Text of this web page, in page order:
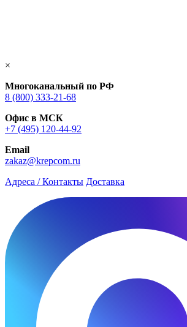
×
Многоканальный по РФ
8 (800) 333‑21-68
Офис в МСК
+7 (495) 120-44-92
Email
zakaz@krepcom.ru
Адреса / Контакты Доставка